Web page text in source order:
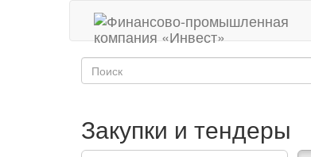
Закупки и тендеры